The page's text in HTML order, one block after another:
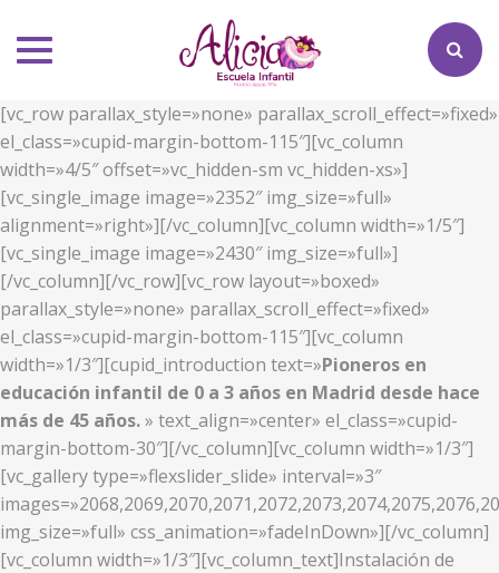
Toggle
[vc_row parallax_style=»none» parallax_scroll_effect=»fixed»
el_class=»cupid-margin-bottom-115″][vc_column
width=»4/5″ offset=»vc_hidden-sm vc_hidden-xs»]
[vc_single_image image=»2352″ img_size=»full»
alignment=»right»][/vc_column][vc_column width=»1/5″]
[vc_single_image image=»2430″ img_size=»full»]
[/vc_column][/vc_row][vc_row layout=»boxed»
parallax_style=»none» parallax_scroll_effect=»fixed»
el_class=»cupid-margin-bottom-115″][vc_column
width=»1/3″][cupid_introduction text=»Pioneros en
educación infantil de 0 a 3 años en Madrid desde hace
más de 45 años.» text_align=»center» el_class=»cupid-
margin-bottom-30″][/vc_column][vc_column width=»1/3″]
[vc_gallery type=»flexslider_slide» interval=»3″
img_size=»full» css_animation=»fadeInDown»][/vc_column]
[vc_column width=»1/3″][vc_column_text]Instalación de